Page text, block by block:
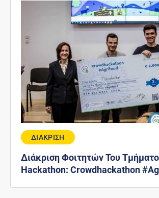
ΔΙΑΚΡΙΣΗ
Διάκριση Φοιτητών Του
Hackathon: Crowdhackathon